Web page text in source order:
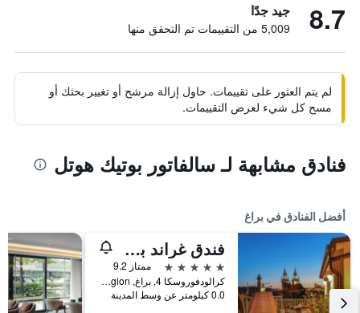
8.7 جيد جدًا
5,009 من التقييمات تم التحقق منها
لم يتم العثور على تقييمات. حاول إزالة مرشح أو تغيير بحثك أو
مسح كل شيء لعرض التقييمات.
فنادق مشابهة لـ سالفاتور بوتيك هوتل
أفضل الفنادق في براغ
فندق غراند بوهيميا
5 نجوم
ممتاز 9.2
كرالودفوروسكا 4, براغ, Prague Region, جمهورية التشيك
0.0 كيلومتر عن وسط المدينة